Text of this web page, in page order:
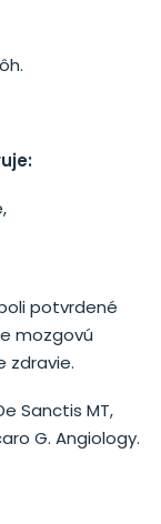
potvrdené
mozgovú
zdravie.
Sanctis MT,
G. Angiology.